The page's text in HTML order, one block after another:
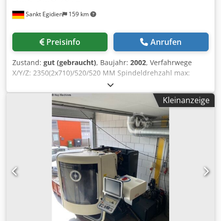
Sankt Egidien 159 km
Preisinfo Anrufen
Zustand: gut (gebraucht), Baujahr: 2002, Verfahrwege
X/Y/Z: 2350(2x710)/520/520 MM Spindeldrehzahl max:
12000 U/min. Werkzeugaufnahme: HSK A 63 Dodpfx Aeyg
Dz Rehtock Werkzeugwechselplätze: 2 x 32 Steuerung:
Kleinanzeige